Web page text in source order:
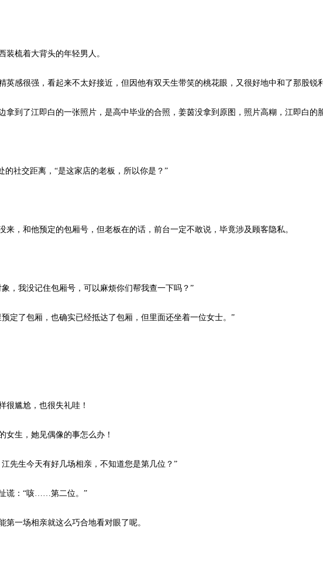
梳着大背头的年轻男人。
很强，看起来不太好接近，但因他有双天生带笑的桃花眼，又很好地中和了那股锐利
了江即白的一张照片，是高中毕业的合照，姜茵没拿到原图，照片高糊，江即白的
社交距离，“是这家店的老板，所以你是？”
和他预定的包厢号，但老板在的话，前台一定不敢说，毕竟涉及顾客隐私。
我没记住包厢号，可以麻烦你们帮我查一下吗？”
了包厢，也确实已经抵达了包厢，但里面还坐着一位女士。”
尴尬，也很失礼哇！
生，她见偶像的事怎么办！
生今天有好几场相亲，不知道您是第几位？”
谎：“咳……第二位。”
一场相亲就这么巧合地看对眼了呢。